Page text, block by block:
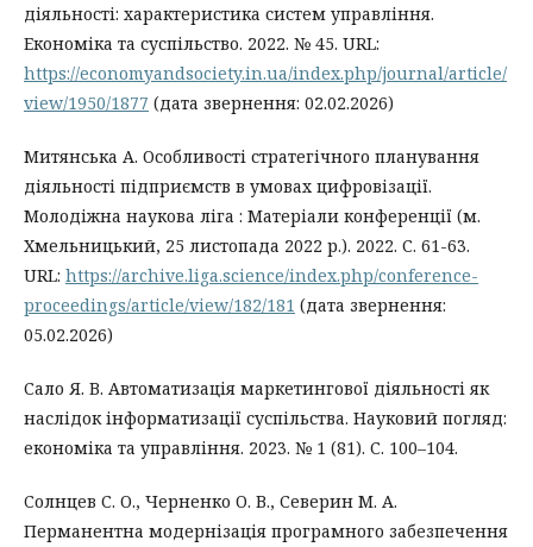
діяльності: характеристика систем управління.
Економіка та суспільство. 2022. № 45. URL:
https://economyandsociety.in.ua/index.php/journal/article/
view/1950/1877 (дата звернення: 02.02.2026)
Митянська А. Особливості стратегічного планування
діяльності підприємств в умовах цифровізації.
Молодіжна наукова ліга : Матеріали конференції (м.
Хмельницький, 25 листопада 2022 р.). 2022. С. 61-63.
URL: https://archive.liga.science/index.php/conference-
proceedings/article/view/182/181 (дата звернення:
05.02.2026)
Сало Я. В. Автоматизація маркетингової діяльності як
наслідок інформатизації суспільства. Науковий погляд:
економіка та управління. 2023. № 1 (81). С. 100–104.
Cолнцев С. О., Черненко О. В., Северин М. А.
Перманентна модернізація програмного забезпечення